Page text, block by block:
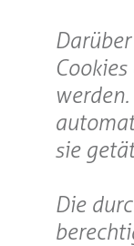
sie
Die